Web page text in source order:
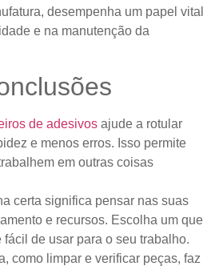
desempenha um papel vital
e na manutenção da
de adesivos ajude a rotular
e menos erros. Isso permite
em outras coisas
certa significa pensar nas suas
e recursos. Escolha um que
fácil de usar para o seu trabalho.
como limpar e verificar peças, faz